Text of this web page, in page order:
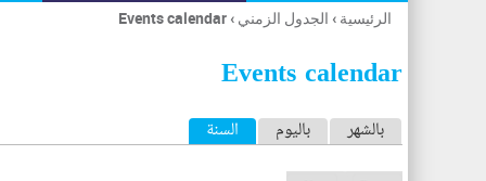
أنت
هنا
الرئيسية › الجدول الزمني ›
Events calendar
Events calendar
ا
ل
بالشهر باليوم السنة (علامة التبويب النشطة)